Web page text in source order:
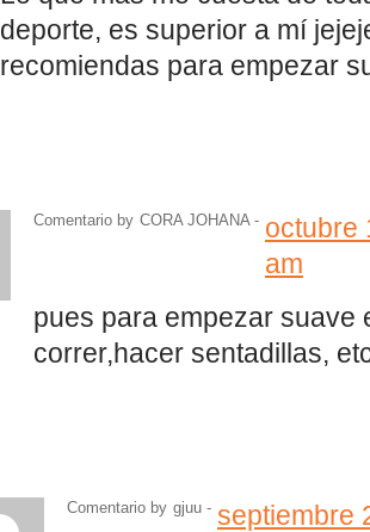
deporte, es superior a mí
recomiendas para empezar
Comentario by CORA JOHANA - octubre
am
pues para empezar suave
correr,hacer sentadillas,
Comentario by gjuu - septiembre